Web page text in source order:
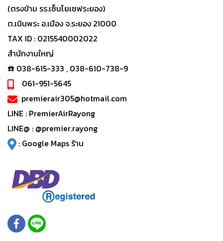
(ตรงข้าม รร.เซ็นโยเซฟระยอง)
ต.เนินพระ อ.เมือง จ.ระยอง 21000
TAX ID : 0215540002022
สำนักงานใหญ่
☎️ 038-615-333 , 038-610-738-9
061-951-5645
premierair305@hotmail.com
LINE : PremierAirRayong
LINE@ : @premier.rayong
: Google Maps ร้าน